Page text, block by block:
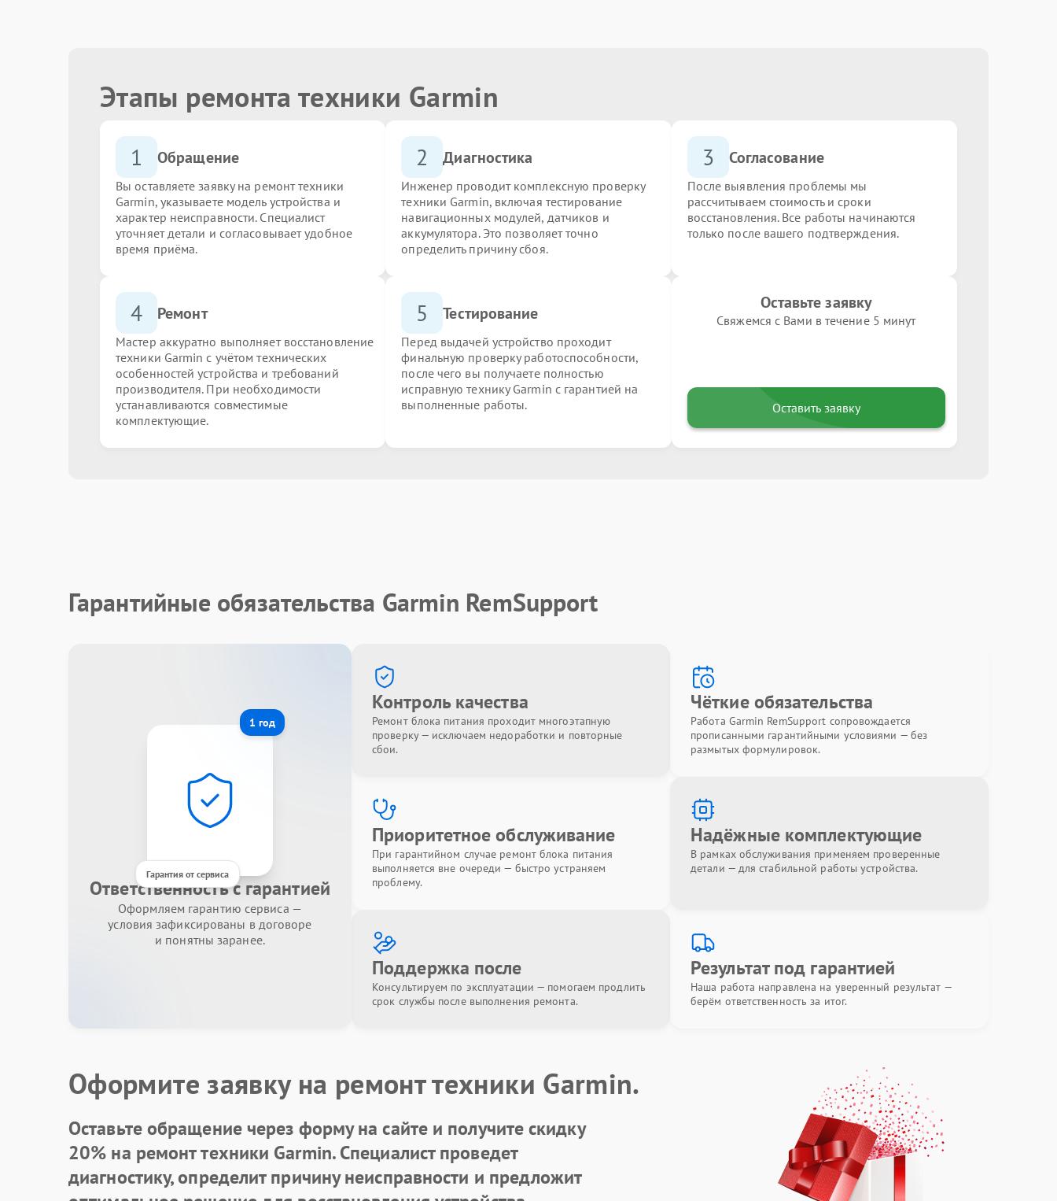
Этапы ремонта техники Garmin
1 Обращение
Вы оставляете заявку на ремонт техники
Garmin, указываете модель устройства и
характер неисправности. Специалист
уточняет детали и согласовывает удобное
время приёма.
2 Диагностика
Инженер проводит комплексную проверку
техники Garmin, включая тестирование
навигационных модулей, датчиков и
аккумулятора. Это позволяет точно
определить причину сбоя.
3 Согласование
После выявления проблемы мы
рассчитываем стоимость и сроки
восстановления. Все работы начинаются
только после вашего подтверждения.
4 Ремонт
Мастер аккуратно выполняет восстановление
техники Garmin с учётом технических
особенностей устройства и требований
производителя. При необходимости
устанавливаются совместимые
комплектующие.
5 Тестирование
Перед выдачей устройство проходит
финальную проверку работоспособности,
после чего вы получаете полностью
исправную технику Garmin с гарантией на
выполненные работы.
Оставьте заявку
Свяжемся с Вами в течение 5 минут
Оставить заявку
Гарантийные обязательства Garmin RemSupport
1 год
Гарантия от сервиса
Ответственность с гарантией
Оформляем гарантию сервиса —
условия зафиксированы в договоре
и понятны заранее.
Контроль качества
Ремонт блока питания проходит многоэтапную
проверку — исключаем недоработки и повторные
сбои.
Чёткие обязательства
Работа Garmin RemSupport сопровождается
прописанными гарантийными условиями — без
размытых формулировок.
Приоритетное обслуживание
При гарантийном случае ремонт блока питания
выполняется вне очереди — быстро устраняем
проблему.
Надёжные комплектующие
В рамках обслуживания применяем проверенные
детали — для стабильной работы устройства.
Поддержка после
Консультируем по эксплуатации — помогаем продлить
срок службы после выполнения ремонта.
Результат под гарантией
Наша работа направлена на уверенный результат —
берём ответственность за итог.
Оформите заявку на ремонт техники Garmin.
Оставьте обращение через форму на сайте и получите скидку
20% на ремонт техники Garmin. Специалист проведет
диагностику, определит причину неисправности и предложит